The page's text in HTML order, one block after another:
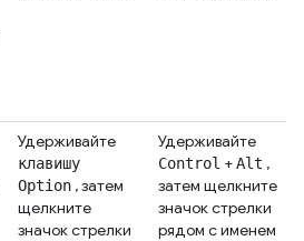
Удерживайте
клавишу
Option , затем
щелкните
значок стрелки
Удерживайте
Control +Alt ,
затем щелкните
значок стрелки
рядом с именем